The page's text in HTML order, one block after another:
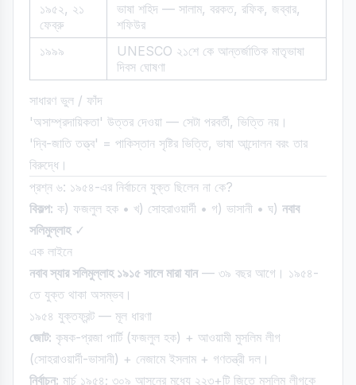
১৯৫২, ২১
ফেব্রু
ভাষা শহিদ — সালাম, বরকত, রফিক, জব্বার,
শফিউর
১৯৯৯
UNESCO ২১শে কে আন্তর্জাতিক মাতৃভাষা
দিবস ঘোষণা
সাধারণ ভুল / ফাঁদ
'অসাম্প্রদায়িকতা' উত্তর দেওয়া — সেটা পরবর্তী, ভিত্তি নয়।
'দ্বি-জাতি তত্ত্ব' = পাকিস্তান সৃষ্টির ভিত্তি, ভাষা আন্দোলন বরং তার
বিরুদ্ধে।
প্রশ্ন ৬: ১৯৫৪-এর নির্বাচনে যুক্ত ছিলেন না কে?
বিকল্প: ক) ফজলুল হক • খ) সোহরাওয়ার্দী • গ) ভাসানী • ঘ) নবাব
সলিমুল্লাহ✓
এক লাইনে
নবাব স্যার সলিমুল্লাহ ১৯১৫ সালে মারা যান— ৩৯ বছর আগে। ১৯৫৪-
তে যুক্ত থাকা অসম্ভব।
১৯৫৪ যুক্তফ্রন্ট — মূল ধারণা
জোট: কৃষক-প্রজা পার্টি (ফজলুল হক) + আওয়ামী মুসলিম লীগ
(সোহরাওয়ার্দী-ভাসানী) + নেজামে ইসলাম + গণতন্ত্রী দল।
নির্বাচন: মার্চ ১৯৫৪; ৩০৯ আসনের মধ্যে ২২৩+টি জিতে মুসলিম লীগকে